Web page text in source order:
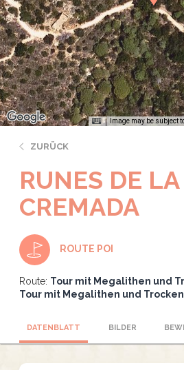
Image may be subject
ZURÜCK
RUNES DE
CREMADA
ROUTE POI
Route: Tour mit Megalithen und
Tour mit Megalithen und
DATENBLATT BILDER